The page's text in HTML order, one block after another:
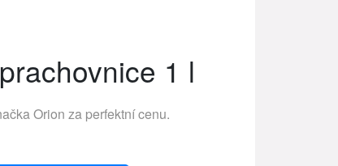
1 l
Orion za perfektní cenu.